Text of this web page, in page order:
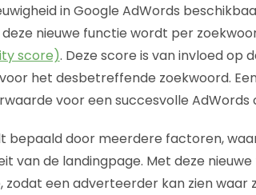
in Google AdWords
deze nieuwe functie wordt per
score). Deze score is van invloed op
het desbetreffende zoekwoord.
voor een succesvolle AdWords
bepaald door meerdere factoren,
van de landingpage. Met deze
zodat een adverteerder kan zien